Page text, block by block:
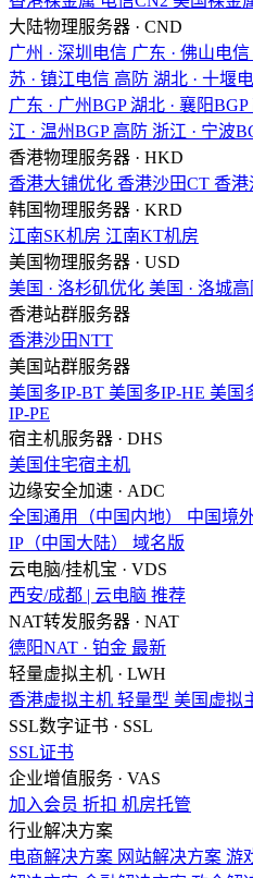
大陆物理服务器 · CND
广州 · 深圳电信 广东 · 佛山电信
苏 · 镇江电信 高防 湖北 · 十堰
广东 · 广州BGP 湖北 · 襄阳BGP
江 · 温州BGP 高防 浙江 · 宁波
香港物理服务器 · HKD
香港大铺优化 香港沙田CT 香港
韩国物理服务器 · KRD
江南SK机房 江南KT机房
美国物理服务器 · USD
美国 · 洛杉矶优化 美国 · 洛城
香港站群服务器
香港沙田NTT
美国站群服务器
美国多IP-BT 美国多IP-HE 美国
IP-PE
宿主机服务器 · DHS
美国住宅宿主机
边缘安全加速 · ADC
全国通用（中国内地）
中国境
IP（中国大陆）
域名版
云电脑/挂机宝 · VDS
西安/成都 | 云电脑 推荐
NAT转发服务器 · NAT
德阳NAT · 铂金 最新
轻量虚拟主机 · LWH
香港虚拟主机 轻量型 美国虚拟
SSL数字证书 · SSL
SSL证书
企业增值服务 · VAS
加入会员 折扣 机房托管
行业解决方案
电商解决方案 网站解决方案 游